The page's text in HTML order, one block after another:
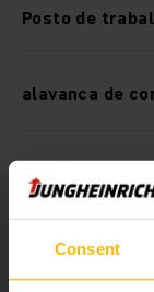
Consent
Posto de
alavanca de